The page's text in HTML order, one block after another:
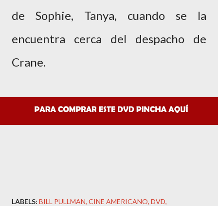
de Sophie, Tanya, cuando se la
encuentra cerca del despacho de
Crane.
LABELS: BILL PULLMAN CINE AMERICANO DVD